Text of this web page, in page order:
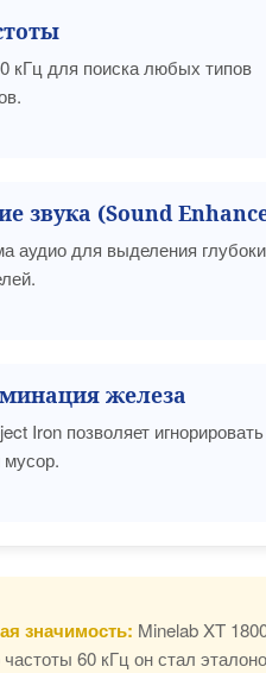
кГц для поиска любых типов
звука (Sound
аудио для выделения
железа
Iron позволяет
значимость: Minelab XT
60 кГц он стал